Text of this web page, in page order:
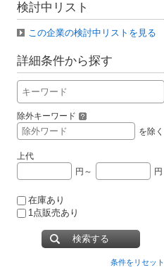
検討中リスト
この企業の検討中リストを見る
詳細条件から探す
除外キーワード
を除く
上代
円～
円
在庫あり
1点販売あり
検索する
条件をリセット